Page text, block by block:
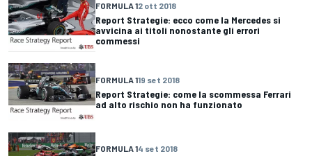
FORMULA 12 ott 2018
Report Strategie: ecco come la Mercedes si
avvicina ai titoli nonostante gli errori
commessi
FORMULA 119 set 2018
Report Strategie: come la scommessa Ferrari
ad alto rischio non ha funzionato
FORMULA 14 set 2018